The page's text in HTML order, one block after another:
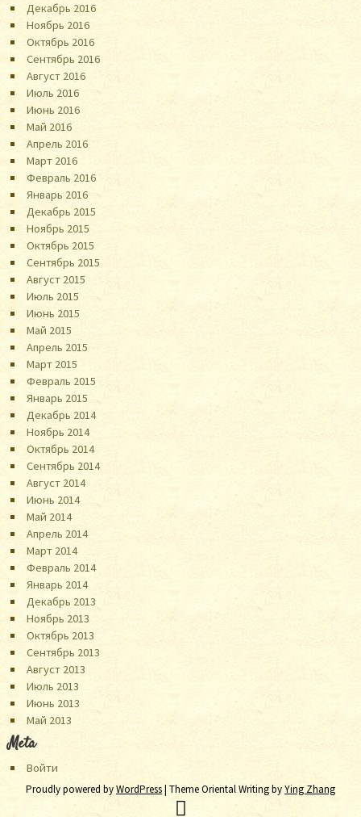
Декабрь 2016
Ноябрь 2016
Октябрь 2016
Сентябрь 2016
Август 2016
Июль 2016
Июнь 2016
Май 2016
Апрель 2016
Март 2016
Февраль 2016
Январь 2016
Декабрь 2015
Ноябрь 2015
Октябрь 2015
Сентябрь 2015
Август 2015
Июль 2015
Июнь 2015
Май 2015
Апрель 2015
Март 2015
Февраль 2015
Январь 2015
Декабрь 2014
Ноябрь 2014
Октябрь 2014
Сентябрь 2014
Август 2014
Июнь 2014
Май 2014
Апрель 2014
Март 2014
Февраль 2014
Январь 2014
Декабрь 2013
Ноябрь 2013
Октябрь 2013
Сентябрь 2013
Август 2013
Июль 2013
Июнь 2013
Май 2013
Meta
Войти
Proudly powered byWordPress| Theme Oriental Writing byYing Zhang